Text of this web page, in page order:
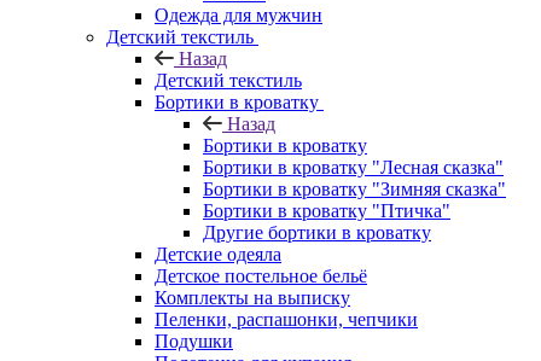
Одежда для мужчин
Детский текстиль
Назад
Детский текстиль
Бортики в кроватку
Назад
Бортики в кроватку
Бортики в кроватку "Лесная сказка"
Бортики в кроватку "Зимняя сказка"
Бортики в кроватку "Птичка"
Другие бортики в кроватку
Детские одеяла
Детское постельное бельё
Комплекты на выписку
Пеленки, распашонки, чепчики
Подушки